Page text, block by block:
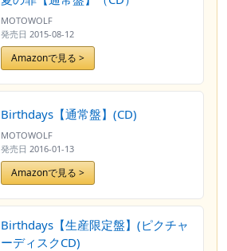
MOTOWOLF
発売日 2015-08-12
Amazonで見る >
Birthdays【通常盤】(CD)
MOTOWOLF
発売日 2016-01-13
Amazonで見る >
Birthdays【生産限定盤】(ピクチャ
ーディスクCD)